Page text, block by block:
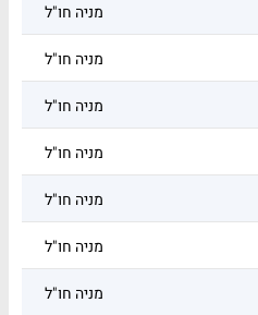
מניה חו"ל
מניה חו"ל
מניה חו"ל
מניה חו"ל
מניה חו"ל
מניה חו"ל
מניה חו"ל